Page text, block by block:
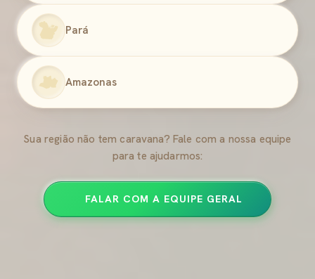
Pará
Amazonas
Sua região não tem caravana? Fale com a nossa equipe
para te ajudarmos:
FALAR COM A EQUIPE GERAL